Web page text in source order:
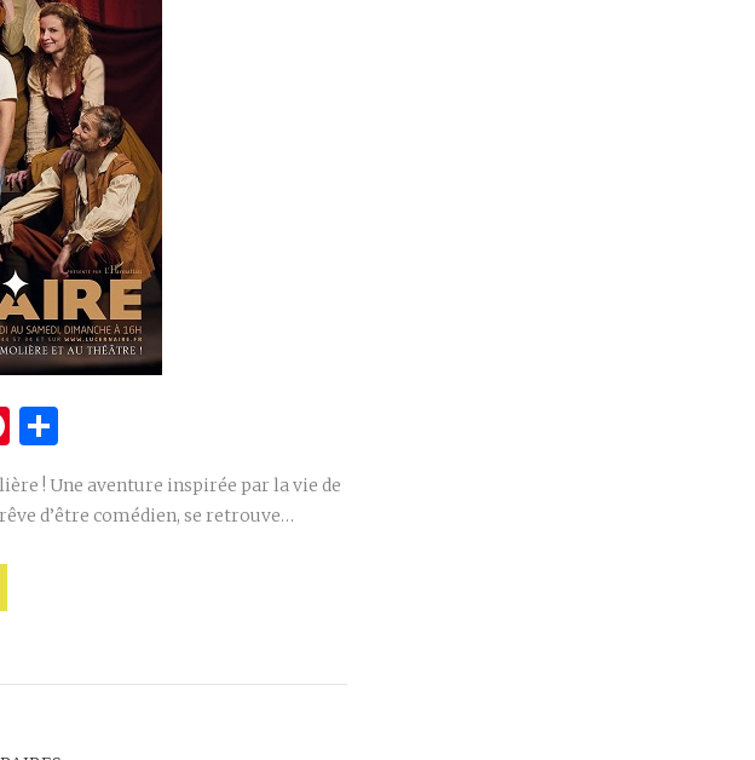
Pinterest
! Une aventure inspirée par la vie de
d’être comédien, se retrouve…